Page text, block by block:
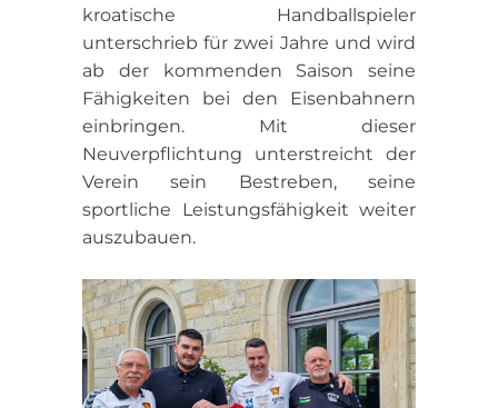
kroatische Handballspieler
unterschrieb für zwei Jahre und wird
ab der kommenden Saison seine
Fähigkeiten bei den Eisenbahnern
einbringen. Mit dieser
Neuverpflichtung unterstreicht der
Verein sein Bestreben, seine
sportliche Leistungsfähigkeit weiter
auszubauen.